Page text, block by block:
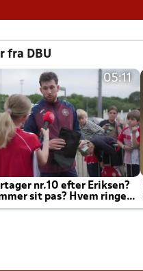
fra DBU
05:11
nr.10 efter Eriksen?
sit pas? Hvem ringer
til efter kampe?